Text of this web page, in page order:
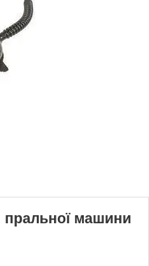
пральної машини